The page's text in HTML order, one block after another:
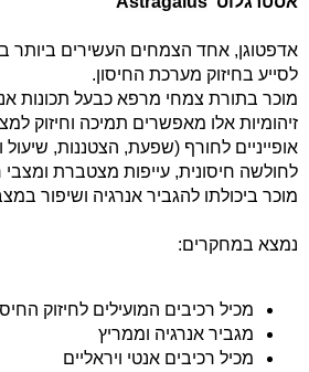
אדפטוגן, אחד הצמחים העשירים ביותר
לסייע בחיזוק מערכת החיסון.
מוכר בתורת צמחי מרפא כבעל תכונות
זיהומיות אלו מאפשרים תמיכה וחיזוק
אופייניים לחורף (שפעת, הצטננות, שיעול
לחולשה חיסונית, עייפות מצטברת
מוכר ביכולתו להגביר אנרגיה ושיפור
נמצא במחקרים:
מכיל רכיבים המועילים לחיזוק
מגביר אנרגיה וממריץ
מכיל רכיבים אנטי ויראליים